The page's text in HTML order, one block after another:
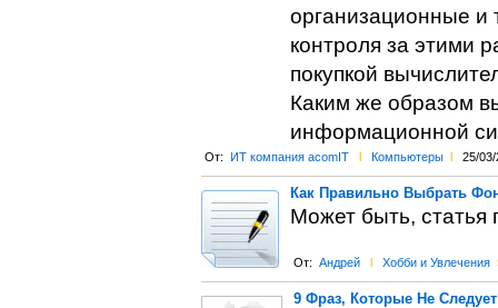
организационные и
контроля за этими
покупкой
Каким же образом
информационной
От: ИТ компания acomIT l Компьютеры l 25/03/
Как Правильно Выбрать
Может быть, статья
От: Андрей l Хобби и Увлечения
9 Фраз, Которые Не